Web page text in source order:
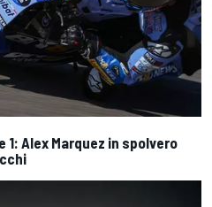
1: Alex Marquez in spolvero